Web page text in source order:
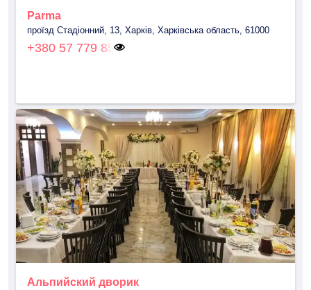
Parma
проїзд Стадіонний, 13, Харків, Харківська область, 61000
+380 57 779 85
Альпийский дворик